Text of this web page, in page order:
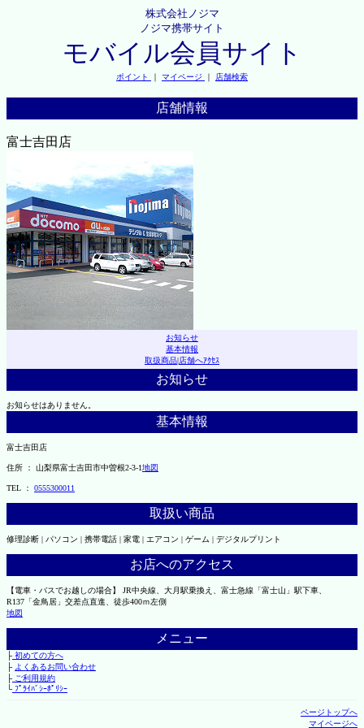
株式会社ノジマ
ノジマ携帯サイト
モバイル会員サイト
ポイント ｜ マイページ ｜ 店舗検索
店舗情報
富士吉田店
お知らせ
基本情報
取扱商品|店舗へｱｸｾｽ
お知らせ
お知らせはありません。
基本情報
富士吉田店
住所 ： 山梨県富士吉田市中曽根2-3-1地図
TEL ： 0555300011
取扱い商品
修理診断 | パソコン | 携帯電話 | 家電 | エアコン | ゲーム | デジタルプリント
お店へのアクセス
【電車・バスでお越しの場合】 JR中央線、大月駅乗換え、富士急線「富士山」駅下車、
R137「金鳥居」交差点直進、徒歩400ｍ左側
地図
メニュー
├初めての方へ
├ よくあるお問い合わせ
├ご利用規約
└ﾌﾟﾗｲﾊﾞｼｰﾎﾟﾘｼｰ
ページトップへ
マイページへ